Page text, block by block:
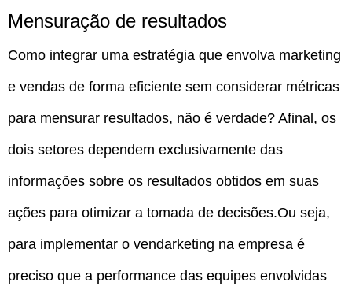
Mensuração de resultados
Como integrar uma estratégia que envolva marketing
e vendas de forma eficiente sem considerar métricas
para mensurar resultados, não é verdade? Afinal, os
dois setores dependem exclusivamente das
informações sobre os resultados obtidos em suas
ações para otimizar a tomada de decisões.Ou seja,
para implementar o vendarketing na empresa é
preciso que a performance das equipes envolvidas